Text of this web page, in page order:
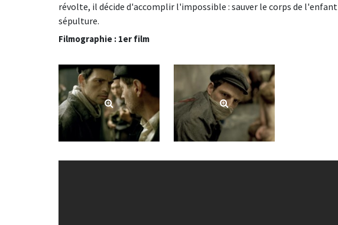
révolte, il décide d'accomplir l'impossible : sauver le corps de
sépulture.
Filmographie : 1er film